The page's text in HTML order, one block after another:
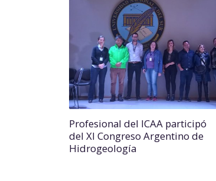
Profesional del ICAA participó
del XI Congreso Argentino de
Hidrogeología